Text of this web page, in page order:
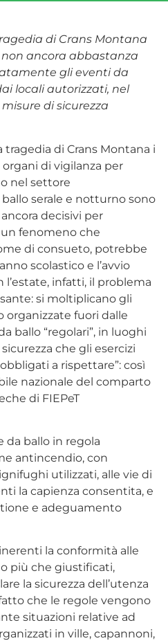
di Crans Montana
ancora abbastanza
gli eventi da
locali autorizzati, nel
di sicurezza
tragedia di Crans Montana i
di vigilanza per
nel settore
serale e notturno sono
decisivi per
fenomeno che
di consueto, potrebbe
scolastico e l’avvio
l’estate, infatti, il problema
si moltiplicano gli
organizzate fuori dalle
ballo “regolari”, in luoghi
che gli esercizi
a rispettare”: così
nazionale del comparto
di FIEPeT
da ballo in regola
antincendio, con
utilizzati, alle vie di
la capienza consentita, e
e adeguamento
la conformità alle
più che giustificati,
la sicurezza dell’utenza
che le regole vengono
situazioni relative ad
in ville, capannoni,